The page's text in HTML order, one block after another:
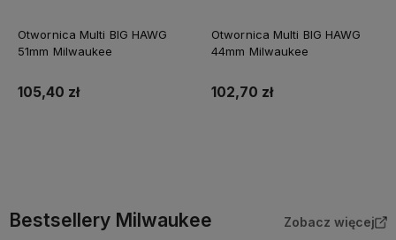
Otwornica Multi BIG HAWG
51mm Milwaukee
105,40 zł
Otwornica Multi BIG HAWG
44mm Milwaukee
102,70 zł
Bestsellery Milwaukee Zobacz więcej